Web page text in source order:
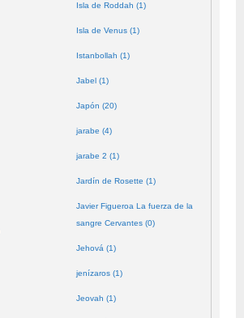
Isla de Roddah (1)
Isla de Venus (1)
Istanbollah (1)
Jabel (1)
Japón (20)
jarabe (4)
jarabe 2 (1)
Jardín de Rosette (1)
Javier Figueroa La fuerza de la
sangre Cervantes (0)
Jehová (1)
jenízaros (1)
Jeovah (1)